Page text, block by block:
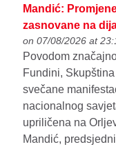
Mandić:
zasnovane na
on 07/08/2026 at
Povodom
Fundini,
svečane
nacionalnog
upriličena na
Mandić,